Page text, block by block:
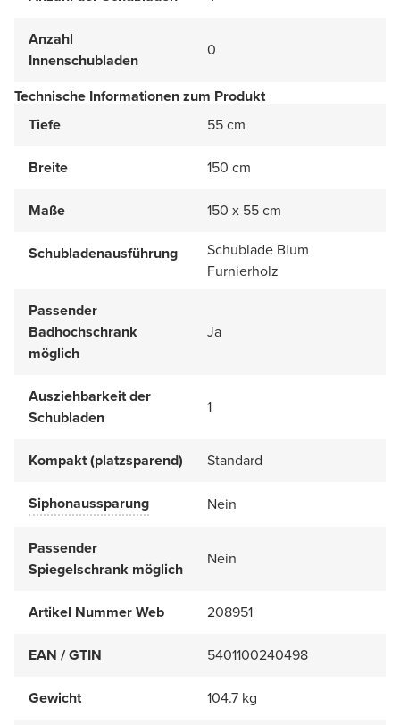
Anzahl
Innenschubladen
0
Technische Informationen zum Produkt
Tiefe
55 cm
Breite 150 cm
Maße 150 x 55 cm
Schubladenausführung
Schublade Blum
Furnierholz
Passender
Badhochschrank
möglich
Ja
Ausziehbarkeit der
Schubladen
1
Kompakt (platzsparend) Standard
Siphonaussparung Nein
Passender
Spiegelschrank möglich
Nein
Artikel Nummer Web 208951
EAN / GTIN 5401100240498
Gewicht 104.7 kg